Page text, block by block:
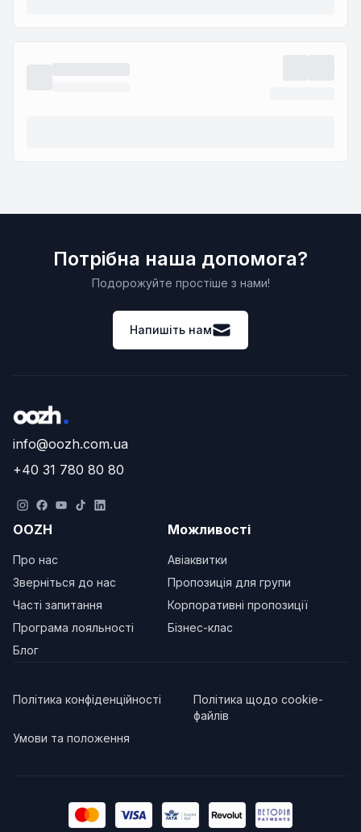
Потрібна наша допомога?
Подорожуйте простіше з нами!
Напишіть нам
info@oozh.com.ua
+40 31 780 80 80
OOZH
Про нас
Зверніться до нас
Часті запитання
Програма лояльності
Блог
Можливості
Авіаквитки
Пропозиція для групи
Корпоративні пропозиції
Бізнес-клас
Політика конфіденційності
Політика щодо cookie-
файлів
Умови та положення